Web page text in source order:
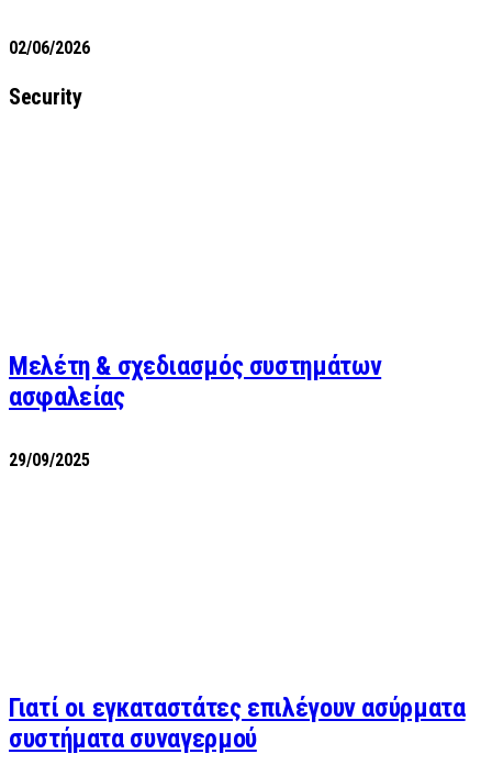
02/06/2026
Security
Μελέτη & σχεδιασμός συστημάτων
ασφαλείας
29/09/2025
Γιατί οι εγκαταστάτες επιλέγουν ασύρματα
συστήματα συναγερμού